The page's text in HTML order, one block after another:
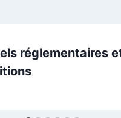
réglementaires